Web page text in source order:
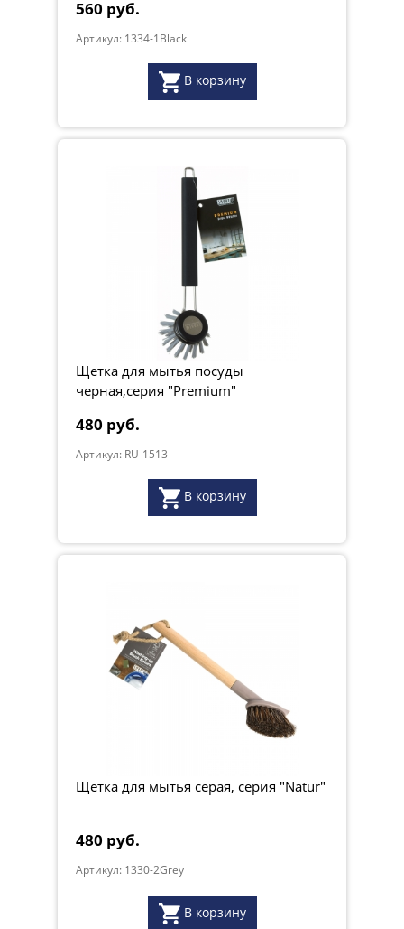
560 руб.
Артикул: 1334-1Black
В корзину
Щетка для мытья посуды
черная,серия "Premium"
480 руб.
Артикул: RU-1513
В корзину
Щетка для мытья серая, серия "Natur"
480 руб.
Артикул: 1330-2Grey
В корзину